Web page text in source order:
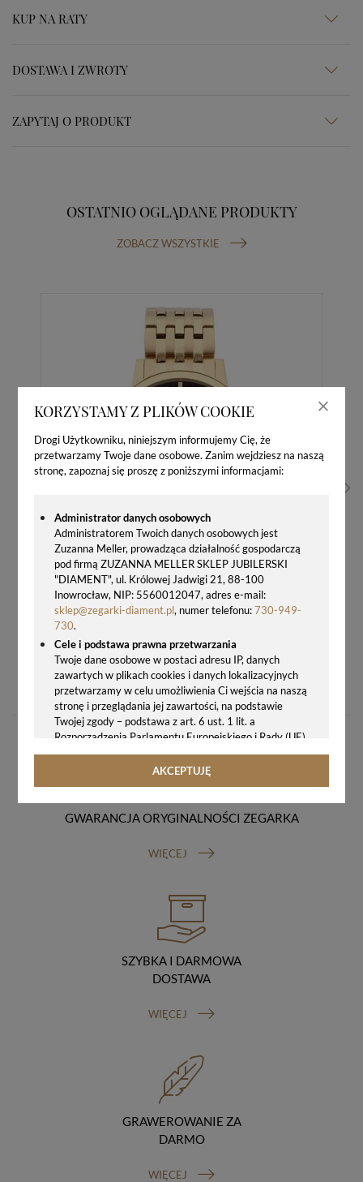
KORZYSTAMY Z PLIKÓW COOKIE
Drogi Użytkowniku, niniejszym informujemy Cię, że
przetwarzamy Twoje dane osobowe. Zanim wejdziesz na naszą
stronę, zapoznaj się proszę z poniższymi informacjami:
Administrator danych osobowych
Administratorem Twoich danych osobowych jest
Zuzanna Meller, prowadząca działalność gospodarczą
pod firmą ZUZANNA MELLER SKLEP JUBILERSKI
"DIAMENT", ul. Królowej Jadwigi 21, 88-100
Inowrocław, NIP: 5560012047, adres e-mail:
sklep@zegarki-diament.pl, numer telefonu:730-949-
730.
Cele i podstawa prawna przetwarzania
Twoje dane osobowe w postaci adresu IP, danych
zawartych w plikach cookies i danych lokalizacyjnych
przetwarzamy w celu umożliwienia Ci wejścia na naszą
stronę i przeglądania jej zawartości, na podstawie
Twojej zgody – podstawa z art. 6 ust. 1 lit. a
Rozporządzenia Parlamentu Europejskiego i Rady (UE)
2016/679 z 27.04.2016 r. w sprawie ochrony osób
fizycznych w związku z przetwarzaniem danych
rozporządzenie o ochronie danych, tj. RODO).
Twoje dane osobowe możemy udostępniać
hostingodawcy. Takie podmioty przetwarzają dane na
poleceniami. Przekazujemy Twoje dane poza teren
Polski/UE/Europejskiego Obszaru Gospodarczego.
Okres przechowywania danych
Twoje dane przechowujemy do czasu posiadania
udzielonej przez Ciebie zgody.
otrzymania ich kopii, prawo do sprostowania
(poprawiania) swoich danych, prawo do usunięcia
abyśmy przetwarzali Twoje dane, możesz zażądać,
abyśmy je usunęli), prawo do ograniczenia
przetwarzania danych (możesz zażądać, abyśmy
ograniczyli przetwarzanie Twoich danych osobowych
wyłącznie do ich przechowywania lub wykonywania
mamy nieprawidłowe dane na Twój temat lub
sprzeciwu wobec przetwarzania danych, prawo do
AKCEPTUJĘ
KUP NA RATY
DOSTAWA I ZWROTY
ZAPYTAJ O PRODUKT
OSTATNIO OGLĄDANE PRODUKTY
ZOBACZ WSZYSTKIE
463,00 zł
GWARANCJA ORYGINALNOŚCI ZEGARKA
WIĘCEJ
SZYBKA I DARMOWA
DOSTAWA
WIĘCEJ
GRAWEROWANIE ZA
DARMO
WIĘCEJ